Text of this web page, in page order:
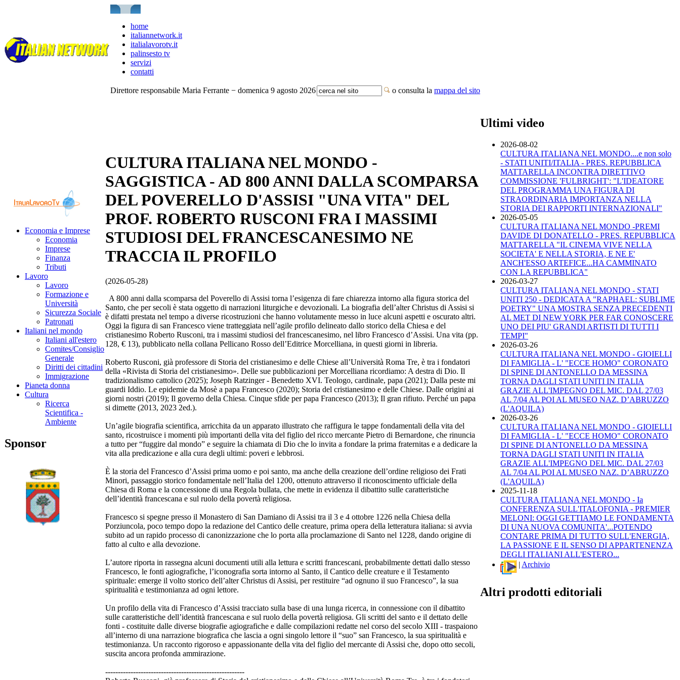
home
italiannetwork.it
italialavorotv.it
palinsesto tv
servizi
contatti
Direttore responsabile Maria Ferrante − domenica 9 agosto 2026 o consulta la mappa del sito
Economia e Imprese
Economia
Imprese
Finanza
Tributi
Lavoro
Lavoro
Formazione e
Università
Sicurezza Sociale
Patronati
Italiani nel mondo
Italiani all'estero
Comites/Consiglio
Generale
Diritti dei cittadini
Immigrazione
Pianeta donna
Cultura
Ricerca
Scientifica -
Ambiente
Sponsor
CULTURA ITALIANA NEL MONDO -
SAGGISTICA - AD 800 ANNI DALLA SCOMPARSA
DEL POVERELLO D'ASSISI "UNA VITA" DEL
PROF. ROBERTO RUSCONI FRA I MASSIMI
STUDIOSI DEL FRANCESCANESIMO NE
TRACCIA IL PROFILO
(2026-05-28)
A 800 anni dalla scomparsa del Poverello di Assisi torna l’esigenza di fare chiarezza intorno alla figura storica del
Santo, che per secoli è stata oggetto di narrazioni liturgiche e devozionali. La biografia dell’alter Christus di Assisi si
è difatti prestata nel tempo a diverse ricostruzioni che hanno volutamente messo in luce alcuni aspetti e oscurato altri.
Oggi la figura di san Francesco viene tratteggiata nell’agile profilo delineato dallo storico della Chiesa e del
cristianesimo Roberto Rusconi, tra i massimi studiosi del francescanesimo, nel libro Francesco d’Assisi. Una vita (pp.
128, € 13), pubblicato nella collana Pellicano Rosso dell’Editrice Morcelliana, in questi giorni in libreria.
Roberto Rusconi, già professore di Storia del cristianesimo e delle Chiese all’Università Roma Tre, è tra i fondatori
della «Rivista di Storia del cristianesimo». Delle sue pubblicazioni per Morcelliana ricordiamo: A destra di Dio. Il
tradizionalismo cattolico (2025); Joseph Ratzinger - Benedetto XVI. Teologo, cardinale, papa (2021); Dalla peste mi
guardi Iddio. Le epidemie da Mosè a papa Francesco (2020); Storia del cristianesimo e delle Chiese. Dalle origini ai
giorni nostri (2019); Il governo della Chiesa. Cinque sfide per papa Francesco (2013); Il gran rifiuto. Perché un papa
si dimette (2013, 2023 2ed.).
Un’agile biografia scientifica, arricchita da un apparato illustrato che raffigura le tappe fondamentali della vita del
santo, ricostruisce i momenti più importanti della vita del figlio del ricco mercante Pietro di Bernardone, che rinuncia
a tutto per “fuggire dal mondo” e seguire la chiamata di Dio che lo invita a fondare la prima fraternitas e a dedicare la
vita alla predicazione e alla cura degli ultimi: poveri e lebbrosi.
È la storia del Francesco d’Assisi prima uomo e poi santo, ma anche della creazione dell’ordine religioso dei Frati
Minori, passaggio storico fondamentale nell’Italia del 1200, ottenuto attraverso il riconoscimento ufficiale della
Chiesa di Roma e la concessione di una Regola bullata, che mette in evidenza il dibattito sulle caratteristiche
dell’identità francescana e sul ruolo della povertà religiosa.
Francesco si spegne presso il Monastero di San Damiano di Assisi tra il 3 e 4 ottobre 1226 nella Chiesa della
Porziuncola, poco tempo dopo la redazione del Cantico delle creature, prima opera della letteratura italiana: si avvia
subito ad un rapido processo di canonizzazione che lo porta alla proclamazione di Santo nel 1228, dando origine di
fatto al culto e alla devozione.
L’autore riporta in rassegna alcuni documenti utili alla lettura e scritti francescani, probabilmente dettati dallo stesso
Francesco, le fonti agiografiche, l’iconografia sorta intorno al Santo, il Cantico delle creature e il Testamento
spirituale: emerge il volto storico dell’alter Christus di Assisi, per restituire “ad ognuno il suo Francesco”, la sua
spiritualità e testimonianza ad ogni lettore.
Un profilo della vita di Francesco d’Assisi tracciato sulla base di una lunga ricerca, in connessione con il dibattito
sulle caratteristiche dell’identità francescana e sul ruolo della povertà religiosa. Gli scritti del santo e il dettato delle
fonti - costituite dalle diverse biografie agiografiche e dalle compilazioni redatte nel corso del secolo XIII - traspaiono
all’interno di una narrazione biografica che lascia a ogni singolo lettore il “suo” san Francesco, la sua spiritualità e
testimonianza. Un racconto rigoroso e appassionante della vita del figlio del mercante di Assisi che, dopo otto secoli,
suscita ancora profonda ammirazione.
-------------------------------------------------------
Ultimi video
2026-08-02
CULTURA ITALIANA NEL MONDO....e non solo
- STATI UNITI/ITALIA - PRES. REPUBBLICA
MATTARELLA INCONTRA DIRETTIVO
COMMISSIONE 'FULBRIGHT': "L'IDEATORE
DEL PROGRAMMA UNA FIGURA DI
STRAORDINARIA IMPORTANZA NELLA
STORIA DEI RAPPORTI INTERNAZIONALI"
2026-05-05
CULTURA ITALIANA NEL MONDO -PREMI
DAVIDE DI DONATELLO - PRES. REPUBBLICA
MATTARELLA "IL CINEMA VIVE NELLA
SOCIETA' E NELLA STORIA, E NE E'
ANCH'ESSO ARTEFICE...HA CAMMINATO
CON LA REPUBBLICA"
2026-03-27
CULTURA ITALIANA NEL MONDO - STATI
UNITI 250 - DEDICATA A "RAPHAEL: SUBLIME
POETRY" UNA MOSTRA SENZA PRECEDENTI
AL MET DI NEW YORK PER FAR CONOSCERE
UNO DEI PIU' GRANDI ARTISTI DI TUTTI I
TEMPI"
2026-03-26
CULTURA ITALIANA NEL MONDO - GIOIELLI
DI FAMIGLIA - L' "ECCE HOMO" CORONATO
DI SPINE DI ANTONELLO DA MESSINA
TORNA DAGLI STATI UNITI IN ITALIA
GRAZIE ALL'IMPEGNO DEL MIC. DAL 27/03
AL 7/04 AL POI AL MUSEO NAZ. D’ABRUZZO
(L'AQUILA)
2026-03-26
CULTURA ITALIANA NEL MONDO - GIOIELLI
DI FAMIGLIA - L' "ECCE HOMO" CORONATO
DI SPINE DI ANTONELLO DA MESSINA
TORNA DAGLI STATI UNITI IN ITALIA
GRAZIE ALL'IMPEGNO DEL MIC. DAL 27/03
AL 7/04 AL POI AL MUSEO NAZ. D’ABRUZZO
(L'AQUILA)
2025-11-18
CULTURA ITALIANA NEL MONDO - Ia
CONFERENZA SULL'ITALOFONIA - PREMIER
MELONI: OGGI GETTIAMO LE FONDAMENTA
DI UNA NUOVA COMUNITA'...POTENDO
CONTARE PRIMA DI TUTTO SULL'ENERGIA,
LA PASSIONE E IL SENSO DI APPARTENENZA
DEGLI ITALIANI ALL'ESTERO...
| Archivio
Altri prodotti editoriali